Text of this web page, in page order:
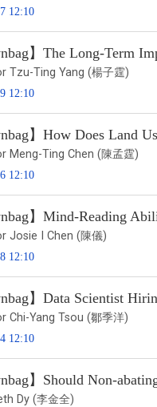
12:10
】The Long-Term
Tzu-Ting Yang (楊子霆)
12:10
】How Does Land
Meng-Ting Chen (陳孟霆)
12:10
】Mind-Reading
Josie I Chen (陳儀)
12:10
】Data Scientist
Chi-Yang Tsou (鄒季洋)
12:10
】Should Non-
Dy (李金全)